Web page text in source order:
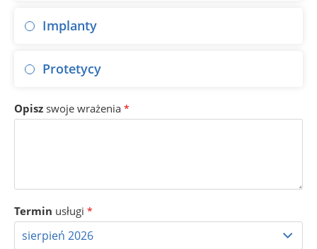
Implanty
Protetycy
Opisz swoje wrażenia *
Termin usługi *